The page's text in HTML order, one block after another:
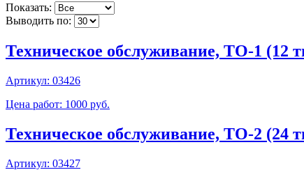
Показать:
Выводить по:
Техническое обслуживание, ТО-1 (12
Артикул: 03426
Цена работ: 1000 руб.
Техническое обслуживание, ТО-2 (24
Артикул: 03427